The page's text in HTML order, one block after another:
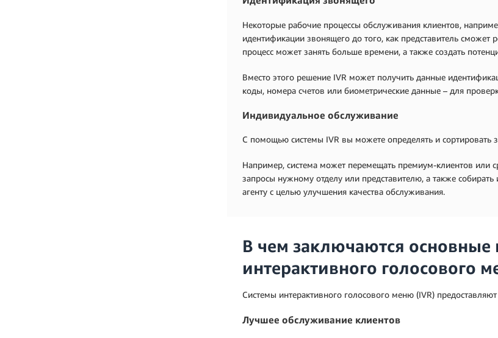
Некоторые рабочие процессы обслуживания клиентов,
идентификации звонящего до того, как представитель
процесс может занять больше времени, а также создать
Вместо этого решение IVR может получить данные
коды, номера счетов или биометрические данные – для
Индивидуальное обслуживание
С помощью системы IVR вы можете определять и сортировать
Например, система может перемещать премиум-клиентов или
запросы нужному отделу или представителю, а также
агенту с целью улучшения качества обслуживания.
В чем заключаются основные
интерактивного голосового
Системы интерактивного голосового меню (IVR)
Лучшее обслуживание клиентов